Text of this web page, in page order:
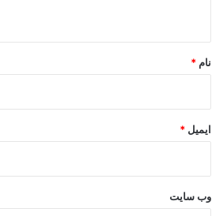
نام *
ایمیل *
وب‌ سایت